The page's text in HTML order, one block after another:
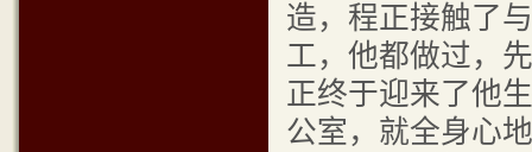
造，程正接触了
工，他都做过，
正终于迎来了他
公室，就全身心